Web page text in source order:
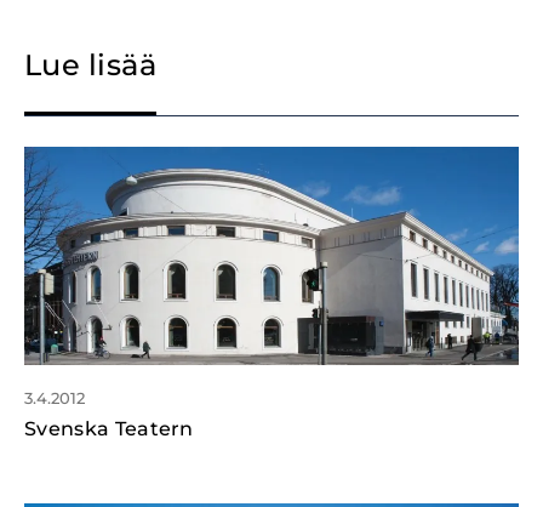
Lue lisää
3.4.2012
Svenska Teatern